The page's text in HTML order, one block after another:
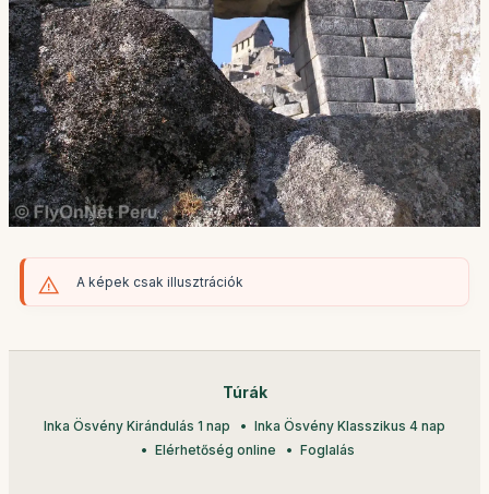
A képek csak illusztrációk
Túrák
Inka Ösvény Kirándulás 1 nap
Inka Ösvény Klasszikus 4 nap
Elérhetőség online
Foglalás